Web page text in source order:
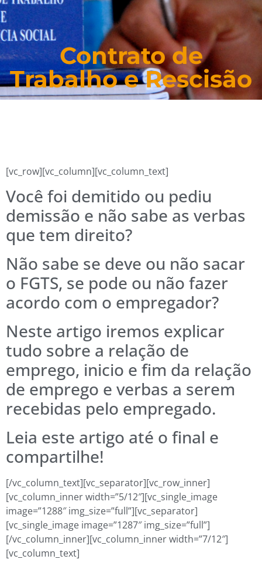
Contrato de
Trabalho e Rescisão
[vc_row][vc_column][vc_column_text]
Você foi demitido ou pediu
demissão e não sabe as verbas
que tem direito?
Não sabe se deve ou não sacar
o FGTS, se pode ou não fazer
acordo com o empregador?
Neste artigo iremos explicar
tudo sobre a relação de
emprego, inicio e fim da relação
de emprego e verbas a serem
recebidas pelo empregado.
Leia este artigo até o final e
compartilhe!
[/vc_column_text][vc_separator][vc_row_inner]
[vc_column_inner width=”5/12″][vc_single_image
image=”1288″ img_size=”full”][vc_separator]
[vc_single_image image=”1287″ img_size=”full”]
[/vc_column_inner][vc_column_inner width=”7/12″]
[vc_column_text]